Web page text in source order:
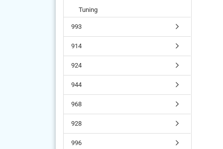
Tuning
993
914
924
944
968
928
996